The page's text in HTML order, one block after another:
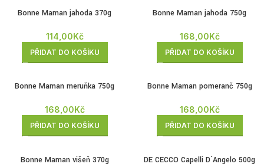
Bonne Maman jahoda 370g
114,00Kč
PŘIDAT DO KOŠÍKU
Bonne Maman jahoda 750g
168,00Kč
PŘIDAT DO KOŠÍKU
Bonne Maman meruňka 750g
168,00Kč
PŘIDAT DO KOŠÍKU
Bonne Maman pomeranč 750g
168,00Kč
PŘIDAT DO KOŠÍKU
Bonne Maman višeň 370g DE CECCO Capelli D´Angelo 500g